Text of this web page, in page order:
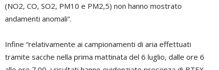
(NO2, CO, SO2, PM10 e PM2,5) non hanno mostrato
andamenti anomali”.
Infine “relativamente ai campionamenti di aria effettuati
tramite sacche nella prima mattinata del 6 luglio, dalle ore 6